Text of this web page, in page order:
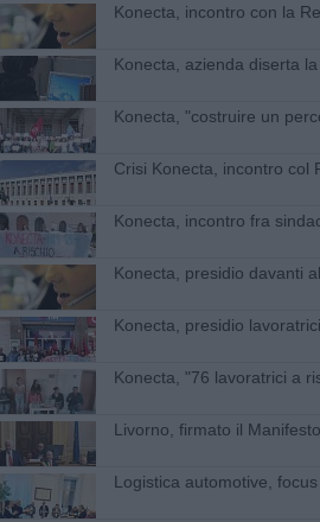
Konecta, incontro con la
Konecta, azienda diserta
Konecta, "costruire un
Crisi Konecta, incontro col
Konecta, incontro fra
Konecta, presidio davanti
Konecta, presidio
Konecta, "76 lavoratrici a
Livorno, firmato il
Logistica automotive,